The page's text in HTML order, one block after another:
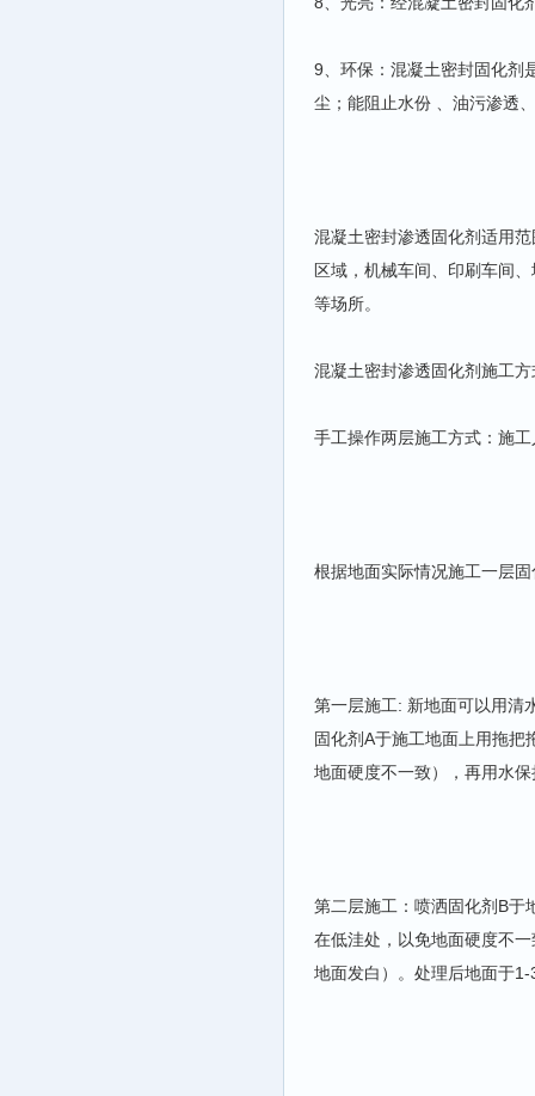
9、环保：混凝土密封固化剂
尘；能阻止水份 、油污渗透
混凝土密封渗透固化剂适用
区域，机械车间、印刷车间
等场所。
混凝土密封渗透固化剂施工
手工操作两层施工方式：施
根据地面实际情况施工一层
第一层施工: 新地面可以用清
固化剂A于施工地面上用拖
地面硬度不一致），再用水
第二层施工：喷洒固化剂B于
在低洼处，以免地面硬度不
地面发白）。处理后地面于